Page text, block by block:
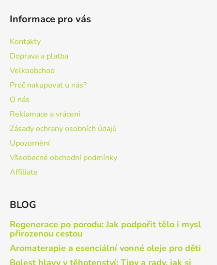
Informace pro vás
Kontakty
Doprava a platba
Velkoobchod
Proč nakupovat u nás?
O nás
Reklamace a vrácení
Zásady ochrany osobních údajů
Upozornění
Všeobecné obchodní podmínky
Affiliate
BLOG
Regenerace po porodu: Jak podpořit tělo i mysl
přirozenou cestou
Aromaterapie a esenciální vonné oleje pro děti